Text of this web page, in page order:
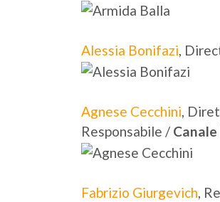
Alessia Bonifazi,
Agnese Cecchini,
Responsabile /
Fabrizio Giurgevich,